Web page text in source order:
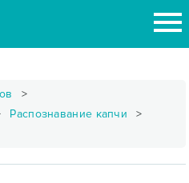
Распознавание капчи